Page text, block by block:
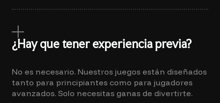
¿Hay que tener experiencia previa?
No es necesario. Nuestros juegos están diseñados
tanto para principiantes como para jugadores
avanzados. Solo necesitas ganas de divertirte.